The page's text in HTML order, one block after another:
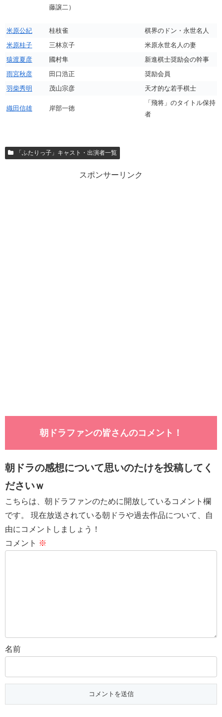
藤譲二）
米原公紀 桂枝雀
棋界のドン・永世名人
米原桂子
三林京子
米原永世名人の妻
猿渡夏彦
國村隼
新進棋士奨励会の幹事
雨宮秋彦
田口浩正
奨励会員
羽柴秀明
茂山宗彦 天才的な若手棋士
織田信雄 岸部一徳
「飛将」のタイトル保持
者
「ふたりっ子」キャスト・出演者一覧
スポンサーリンク
朝ドラファンの皆さんのコメント！
朝ドラの感想について思いのたけを投稿してく
ださいｗ
こちらは、朝ドラファンのために開放しているコメント欄
です。 現在放送されている朝ドラや過去作品について、自
由にコメントしましょう！
コメント ※
名前